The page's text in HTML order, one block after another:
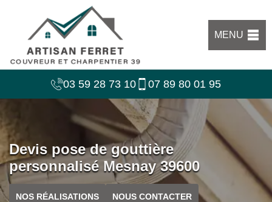
MENU
03 59 28 73 10 07 89 80 01 95
Devis pose de gouttière
personnalisé Mesnay 39600
NOS RÉALISATIONS NOUS CONTACTER